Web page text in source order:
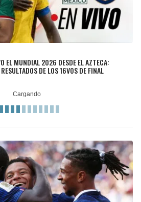
EL MUNDIAL 2026 DESDE EL AZTECA:
DE LOS 16VOS DE FINAL